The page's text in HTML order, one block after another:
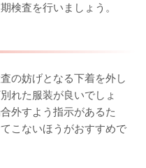
検査を行いましょう。
の妨げとなる下着を外し
れた服装が良いでしょ
外すよう指示があるた
こないほうがおすすめで